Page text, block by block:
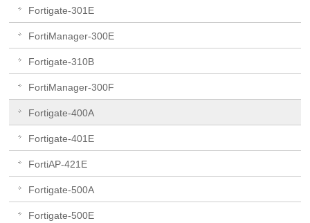
Fortigate-301E
FortiManager-300E
Fortigate-310B
FortiManager-300F
Fortigate-400A
Fortigate-401E
FortiAP-421E
Fortigate-500A
Fortigate-500E